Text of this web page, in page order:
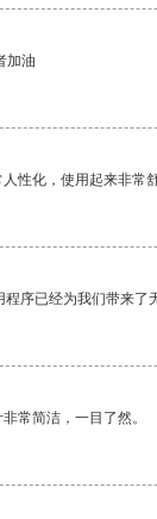
加油
性化，使用起来非常舒
程序已经为我们带来了
常简洁，一目了然。